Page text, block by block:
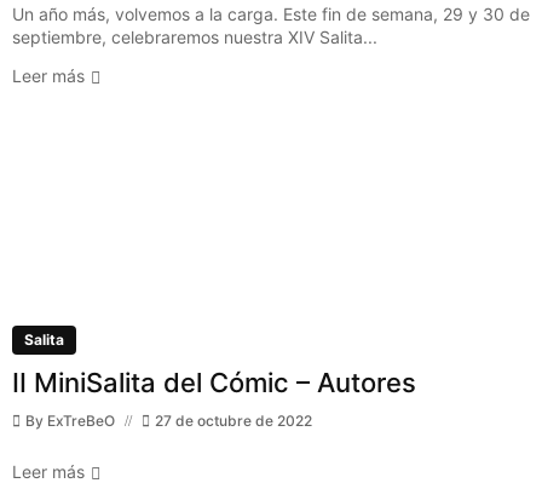
Un año más, volvemos a la carga. Este fin de semana, 29 y 30 de
septiembre, celebraremos nuestra XIV Salita...
Leer más
Salita
II MiniSalita del Cómic – Autores
By ExTreBeO 27 de octubre de 2022
Leer más